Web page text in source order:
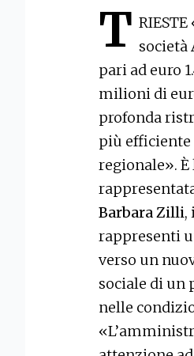
T società
pari ad euro
milioni di
profonda
più efficiente
regionale».
Barbara Zilli,
rappresenti
verso un
sociale di un
nelle